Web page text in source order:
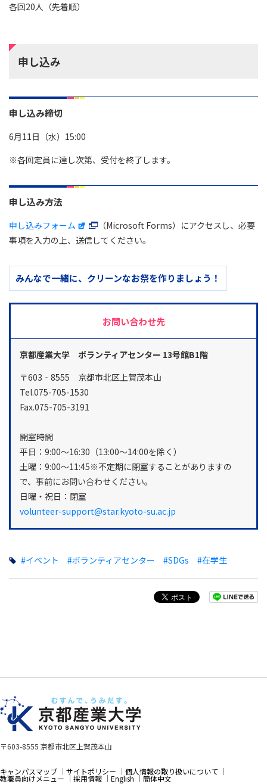
各回20人（先着順）
申し込み
申し込み締切
6月11日（水）15:00
※各回定員に達し次第、受付を終了します。
申し込み方法
申し込みフォーム
（Microsoft Forms）にアクセスし、必要
事項を入力の上、送信してください。
みんなで一緒に、クリーンなお祭を作りましょう！
お問い合わせ先
京都産業大学 ボランティアセンター 13号館B1階
〒603‐8555 京都市北区上賀茂本山
Tel.075-705-1530
Fax.075-705-3191
開室時間
平日：9:00～16:30（13:00～14:00を除く）
土曜：9:00～11:45※不定期に閉室することがありますの
で、事前にお問い合わせください。
日曜・祝日：閉室
volunteer-support@star.kyoto-su.ac.jp
#イベント #ボランティアセンター #SDGs #在学生
〒603-8555 京都市北区上賀茂本山
キャンパスマップ サイトポリシー 個人情報の取り扱いについて
教職員向けメニュー 採用情報 English 簡体中文